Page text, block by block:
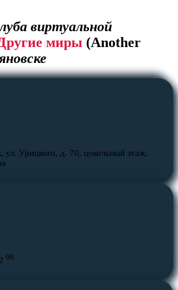
виртуальной
миры (Another
ул. Урицкого, д. 70, цокольный этаж,
00